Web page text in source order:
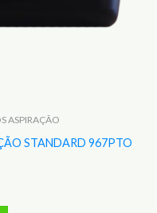
ASPIRAÇÃO
STANDARD 967PTO